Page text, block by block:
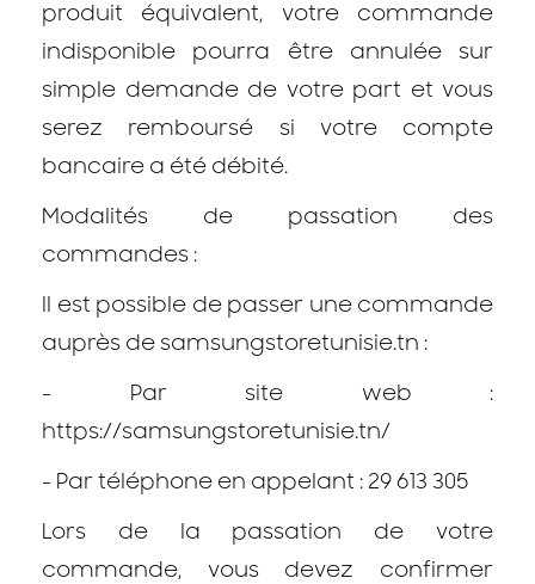
produit équivalent, votre commande
indisponible pourra être annulée sur
simple demande de votre part et vous
serez remboursé si votre compte
bancaire a été débité.
Modalités de passation des
commandes :
Il est possible de passer une commande
auprès de samsungstoretunisie.tn :
- Par site web :
https://samsungstoretunisie.tn/
- Par téléphone en appelant : 29 613 305
Lors de la passation de votre
commande, vous devez confirmer